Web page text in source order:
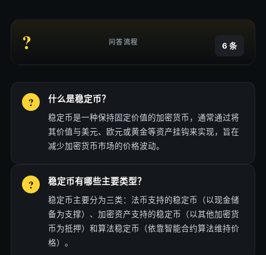
? 问答流程 6 条
什么是稳定币？
稳定币是一种保持固定价值的加密货币，通常通过将
其价值与美元、欧元或黄金等资产挂钩来实现，旨在
减少加密货币市场的价格波动。
稳定币有哪些主要类型？
稳定币主要分为三类：法币支持的稳定币（以现金储
备为支撑）、加密资产支持的稳定币（以其他加密货
币为抵押）和算法稳定币（依靠智能合约算法维持价
格）。